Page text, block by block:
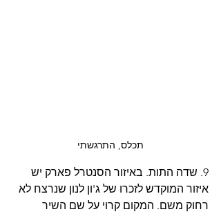
תכלס, התרגשתי
9. שדה התות. באיזור הסנטרל פארק יש
איזור המוקדש לזכרו של ג'ון לנון שנרצח לא
רחוק משם. המקום קרוי על שם השיר